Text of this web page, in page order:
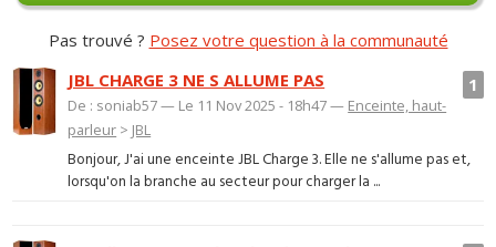
Pas trouvé ? Posez votre question à la communauté
1
JBL CHARGE 3 NE S ALLUME PAS
De : soniab57 — Le 11 Nov 2025 - 18h47 — Enceinte, haut-
parleur > JBL
Bonjour, J'ai une enceinte JBL Charge 3. Elle ne s'allume pas et,
lorsqu'on la branche au secteur pour charger la ...